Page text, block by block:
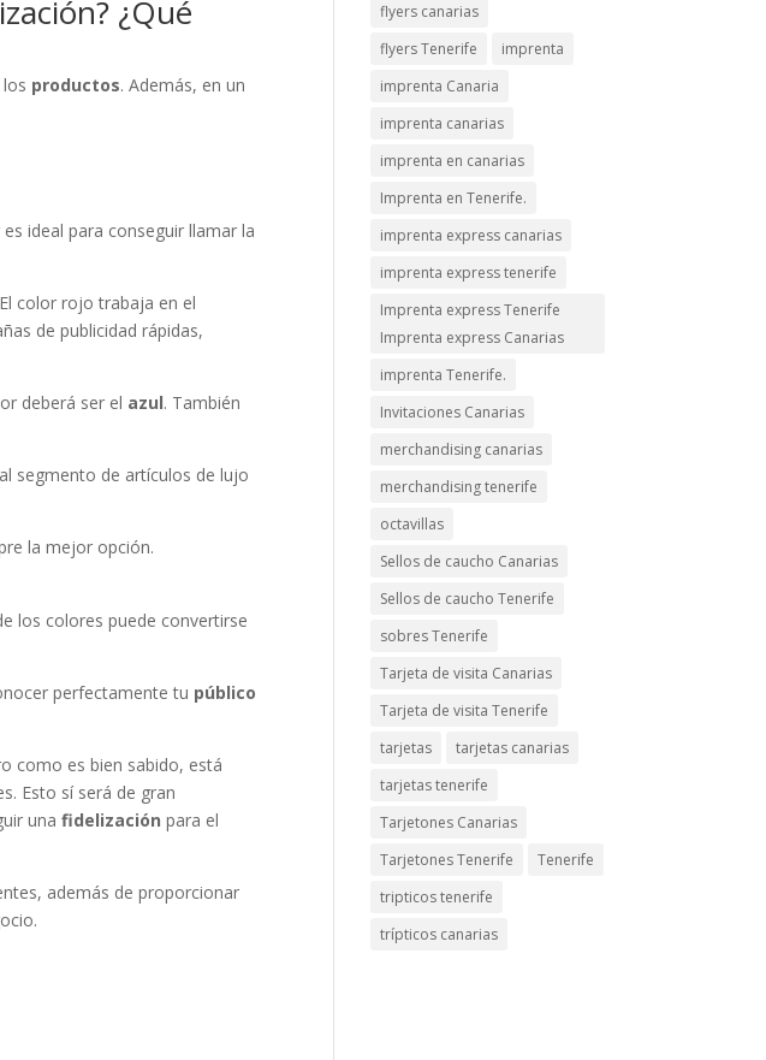
¿Qué
productos. Además, en un
ideal para conseguir llamar la
color rojo trabaja en el
de publicidad rápidas,
deberá ser el azul. También
segmento de artículos de lujo
la mejor opción.
los colores puede convertirse
perfectamente tu público
como es bien sabido, está
Esto sí será de gran
unafidelización para el
además de proporcionar
flyers canarias
flyers Tenerife
imprenta
imprenta Canaria
imprenta canarias
imprenta en canarias
Imprenta en Tenerife.
imprenta express canarias
imprenta express tenerife
Imprenta express Tenerife
Imprenta express Canarias
imprenta Tenerife.
Invitaciones Canarias
merchandising canarias
merchandising tenerife
octavillas
Sellos de caucho Canarias
Sellos de caucho Tenerife
sobres Tenerife
Tarjeta de visita Canarias
Tarjeta de visita Tenerife
tarjetas
tarjetas canarias
tarjetas tenerife
Tarjetones Canarias
Tarjetones Tenerife
Tenerife
tripticos tenerife
trípticos canarias